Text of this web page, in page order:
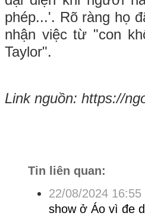
phép...'. Rõ ràng họ
nhận việc từ "con
Taylor".
Link nguồn: https://
Tin liên quan:
22/08/2024 16:55
show ở Áo vì đe